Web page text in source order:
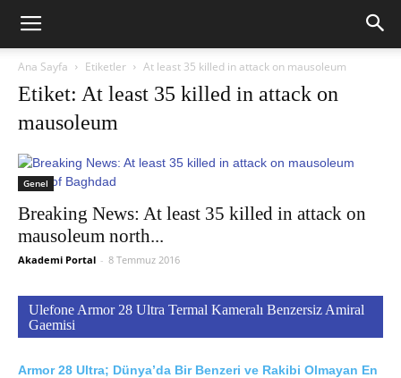
Ana Sayfa Etiketler At least 35 killed in attack on mausoleum
Etiket: At least 35 killed in attack on
mausoleum
Genel
Breaking News: At least 35 killed in attack on
mausoleum north...
Akademi Portal - 8 Temmuz 2016
Ulefone Armor 28 Ultra Termal Kameralı Benzersiz Amiral
Gaemisi
Armor 28 Ultra; Dünya’da Bir Benzeri ve Rakibi Olmayan En